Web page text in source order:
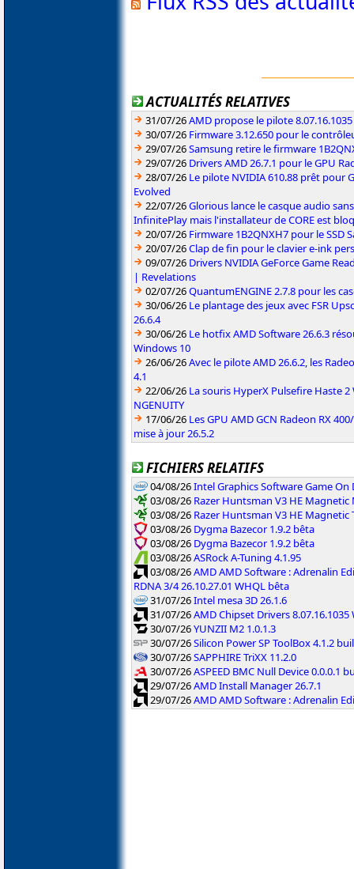
ACTUALITÉS RELATIVES
31/07/26AMD propose le pilote
30/07/26 Firmware 3.12.650 pour le
29/07/26Samsung retire le firmware
29/07/26 Drivers AMD 26.7.1 pour le GPU
28/07/26 Le pilote NVIDIA 610.88 prêt pour
Evolved
22/07/26Glorious lance le casque audio
InfinitePlay mais l'installateur de CORE est
20/07/26 Firmware 1B2QNXH7 pour le SSD
20/07/26Clap de fin pour le clavier e-ink
09/07/26 Drivers NVIDIA GeForce Game
| Revelations
02/07/26QuantumENGINE 2.7.8 pour les
30/06/26 Le plantage des jeux avec FSR
26.6.4
30/06/26 Le hotfix AMD Software 26.6.3
Windows 10
26/06/26Avec le pilote AMD 26.6.2, les
4.1
22/06/26 La souris HyperX Pulsefire Haste
NGENUITY
17/06/26 Les GPU AMD GCN Radeon RX
mise à jour 26.5.2
FICHIERS RELATIFS
04/08/26Intel Graphics Software Game On
03/08/26 Razer Huntsman V3 HE Magnetic
03/08/26 Razer Huntsman V3 HE Magnetic
03/08/26 Dygma Bazecor 1.9.2 bêta
03/08/26 Dygma Bazecor 1.9.2 bêta
03/08/26ASRock A-Tuning 4.1.95
03/08/26AMD AMD Software : Adrenalin
RDNA 3/4 26.10.27.01 WHQL bêta
31/07/26Intel mesa 3D 26.1.6
31/07/26AMD Chipset Drivers 8.07.16.1035
30/07/26YUNZII M2 1.0.1.3
30/07/26Silicon Power SP ToolBox 4.1.2
30/07/26SAPPHIRE TriXX 11.2.0
30/07/26ASPEED BMC Null Device 0.0.0.1
29/07/26AMD Install Manager 26.7.1
29/07/26AMD AMD Software : Adrenalin